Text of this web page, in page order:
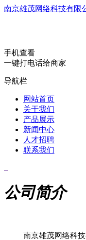
南京雄茂网络科技有限
手机查看
一键打电话给商家
导航栏
网站首页
关于我们
产品展示
新闻中心
人才招聘
联系我们
公司简介
南京雄茂网络科